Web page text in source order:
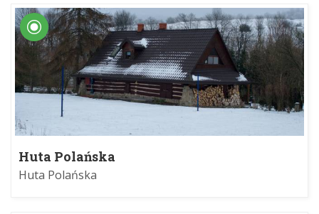
Huta Polańska
Huta Polańska